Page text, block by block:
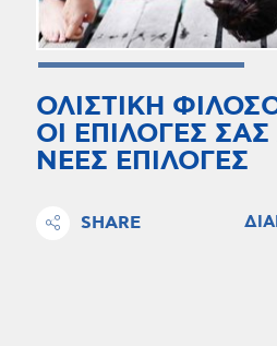
ΟΛΙΣΤΙΚΗ
ΟΙ ΕΠΙΛΟΓΕΣ
ΝΕΕΣ ΕΠΙΛΟΓΕΣ
SHARE